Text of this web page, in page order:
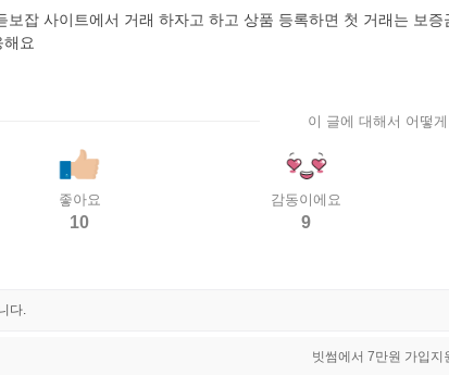
보잡 사이트에서 거래 하자고 하고 상품 등록하면 첫 거래는 보
요
이 글에 대해서 어떻
좋아요
10
감동이에요
9
다.
빗썸에서 7만원 가입지